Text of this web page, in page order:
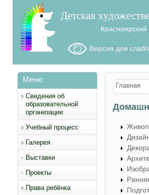
Детская
Красноярский
Версия для
Меню
Сведения об
образовательной
организации
Учебный процесс
Галерея
Выставки
Проекты
Права ребёнка
Вы
Главная